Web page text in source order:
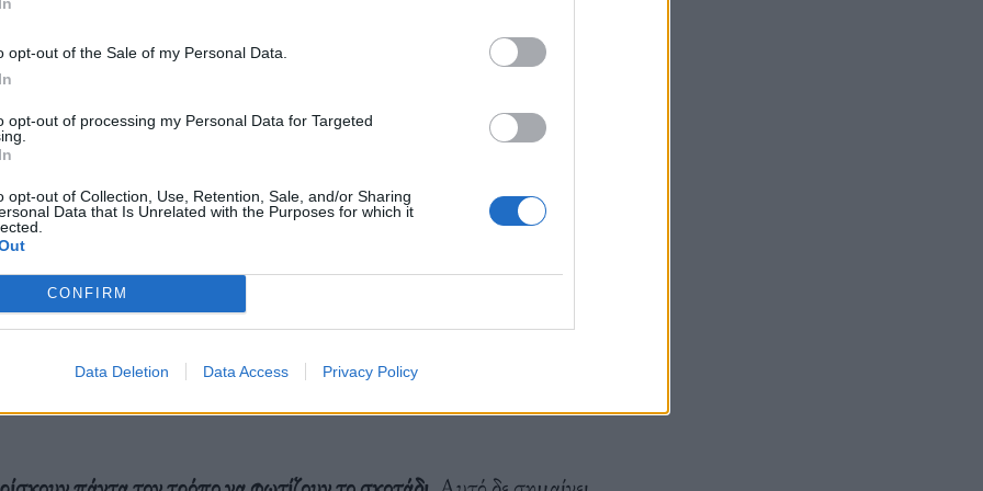
opt-out of the Sale of my Personal Data.
opt-out of processing my Personal Data for Targeted
opt-out of Collection, Use, Retention, Sale, and/or Sharing
Data that Is Unrelated with the Purposes for which it
CONFIRM
Data Deletion Data Access Privacy Policy
από την έντονη συναισθηματική του φόρτιση, την
των ανθρώπινων σχέσεων και συναισθημάτων και τη χρήση
Οι παραστάσεις της συχνά περιλάμβαναν μια μίξη χορού,
και εντυπωσιακών σκηνικών, δημιουργώντας έναν μοναδικό και
καλλιτεχνικό κόσμο. Πέθανε στις 30 Ιουνίου του 2009 σε ηλικία